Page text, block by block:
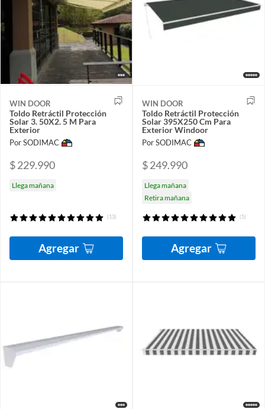
WIN DOOR
Toldo Retráctil Protección
Solar 3. 50X2. 5 M Para
Exterior
Por SODIMAC
$ 229.990
Llega mañana
(13)
Agregar
WIN DOOR
Toldo Retráctil Protección
Solar 395X250 Cm Para
Exterior Windoor
Por SODIMAC
$ 249.990
Llega mañana
Retira mañana
(5)
Agregar